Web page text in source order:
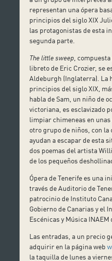
representan una ópera
principios del siglo XIX
las protagonistas de esta
segunda parte.
The little sweep ,
libreto de Eric Crozier, se
Aldeburgh (Inglaterra). La
principios del siglo XIX,
habla de Sam, un niño de
victoriana, es esclavizado
limpiar chimeneas en
otro grupo de niños, con
ayudan a escapar de esta
dos poemas del artista
de los pequeños
Ópera de Tenerife es una
través de Auditorio de
patrocinio de Instituto
Gobierno de Canarias y el
Escénicas y Música INAEM
Las entradas, a un precio
adquirir en la página web
la taquilla de lunes a